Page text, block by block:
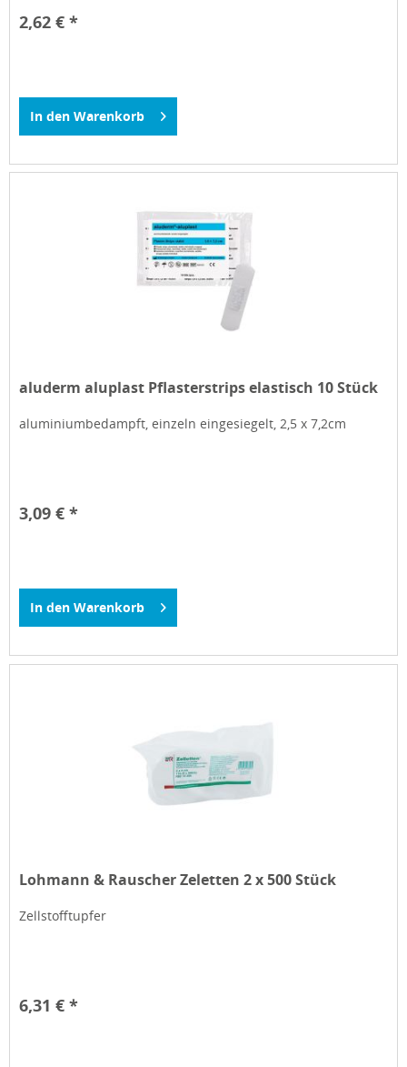
2,62 € *
In den Warenkorb
aluderm aluplast Pflasterstrips elastisch 10 Stück
aluminiumbedampft, einzeln eingesiegelt, 2,5 x 7,2cm
3,09 € *
In den Warenkorb
Lohmann & Rauscher Zeletten 2 x 500 Stück
Zellstofftupfer
6,31 € *